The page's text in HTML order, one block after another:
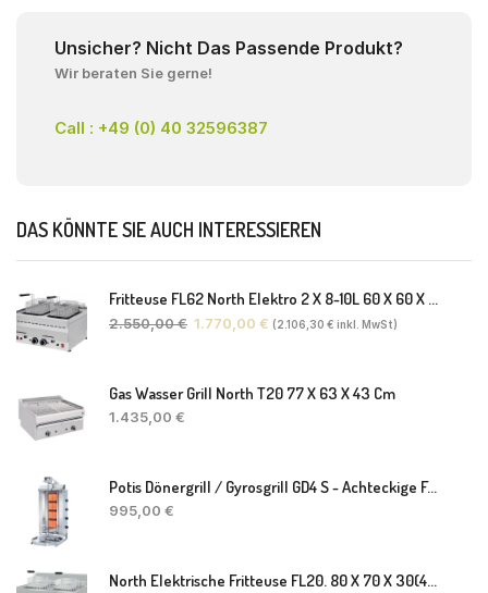
Unsicher? Nicht Das Passende Produkt?
Wir beraten Sie gerne!
Call : +49 (0) 40 32596387
DAS KÖNNTE SIE AUCH INTERESSIEREN
Fritteuse FL62 North Elektro 2 X 8-10L 60 X 60 X 30(38) Cm
2.550,00€ 1.770,00 € (2.106,30 € inkl. MwSt)
Gas Wasser Grill North T20 77 X 63 X 43 Cm
1.435,00 €
Potis Dönergrill / Gyrosgrill GD4 S - Achteckige Fettwanne-Ohne Schaufel
995,00 €
North Elektrische Fritteuse FL20. 80 X 70 X 30(46) Cm